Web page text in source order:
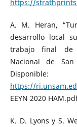
https://
A. M. Heran,
desarrollo local
trabajo final de
Nacional de
Disponible:
https://
EEYN 2020
K. D. Lyons y S.